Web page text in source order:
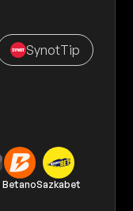
SynotTip
BetanoSazkabet